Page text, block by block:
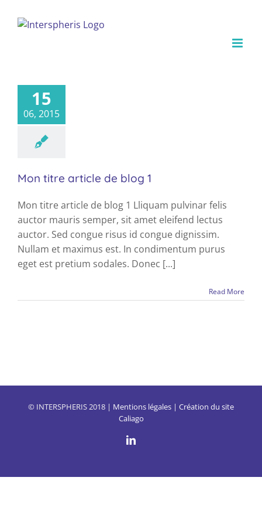
15
06, 2015
Mon titre article de blog 1
Mon titre article de blog 1 Lliquam pulvinar felis
auctor mauris semper, sit amet eleifend lectus
auctor. Sed congue risus id congue dignissim.
Nullam et maximus est. In condimentum purus
eget est pretium sodales. Donec [...]
Read More
© INTERSPHERIS 2018 | Mentions légales | Création du site
Caliago
LinkedIn